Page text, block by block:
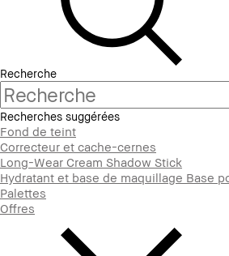
Recherche
Recherches suggérées
Fond de teint
Correcteur et cache-cernes
Long-Wear Cream Shadow Stick
Hydratant et base de maquillage Base
Palettes
Offres